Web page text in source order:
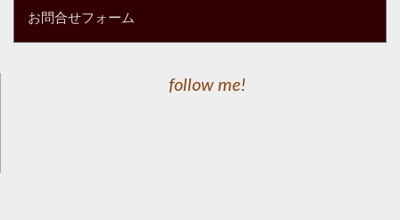
お問合せフォーム
follow me!